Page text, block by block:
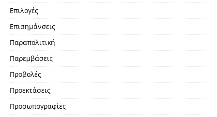
Επιλογές
Επισημάνσεις
Παραπολιτική
Παρεμβάσεις
Προβολές
Προεκτάσεις
Προσωπογραφίες